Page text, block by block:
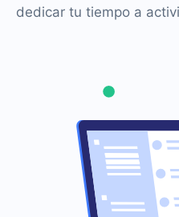
dedicar tu tiempo a